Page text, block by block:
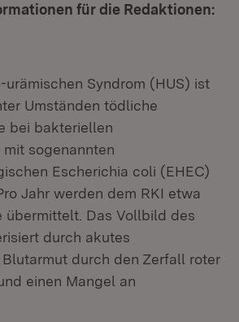
für die Redaktionen:
urämischen Syndrom (HUS) ist
Umständen tödliche
bei bakteriellen
sogenannten
Escherichia coli (EHEC)
Jahr werden dem RKI etwa
übermittelt. Das Vollbild des
durch akutes
Blutarmut durch den Zerfall roter
einen Mangel an